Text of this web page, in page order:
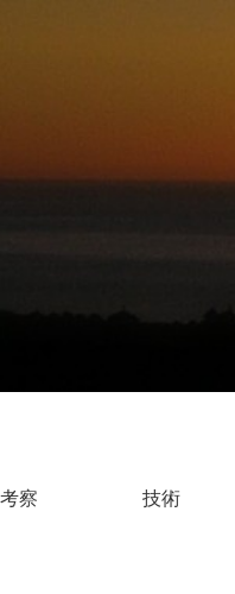
考察 技術